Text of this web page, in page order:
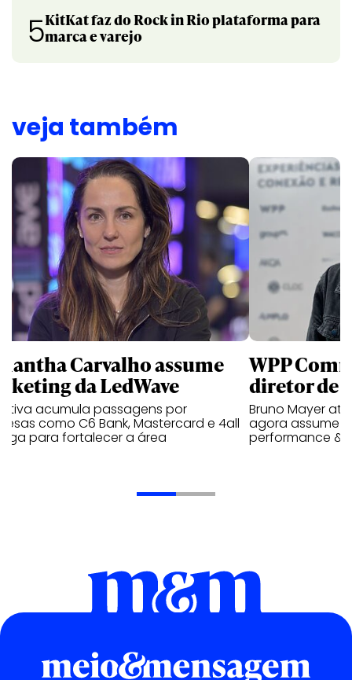
5KitKat faz do Rock in Rio plataforma para
marca e varejo
veja também
Carvalho assume
da LedWave
acumula passagens por
como C6 Bank, Mastercard e 4all
para fortalecer a área
WPP
diretor de
Bruno Mayer
agora assume
performance &